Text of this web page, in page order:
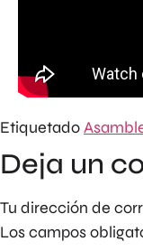
Etiquetado
Deja un
Tu dirección de
Los campos